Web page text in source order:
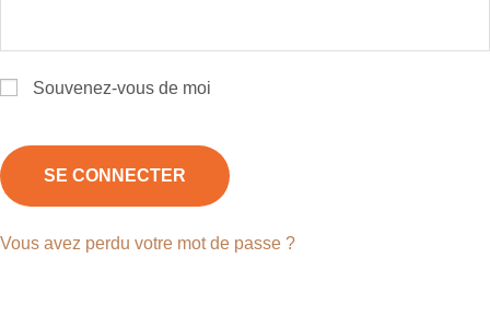
Souvenez-vous de moi
SE CONNECTER
Vous avez perdu votre mot de passe ?